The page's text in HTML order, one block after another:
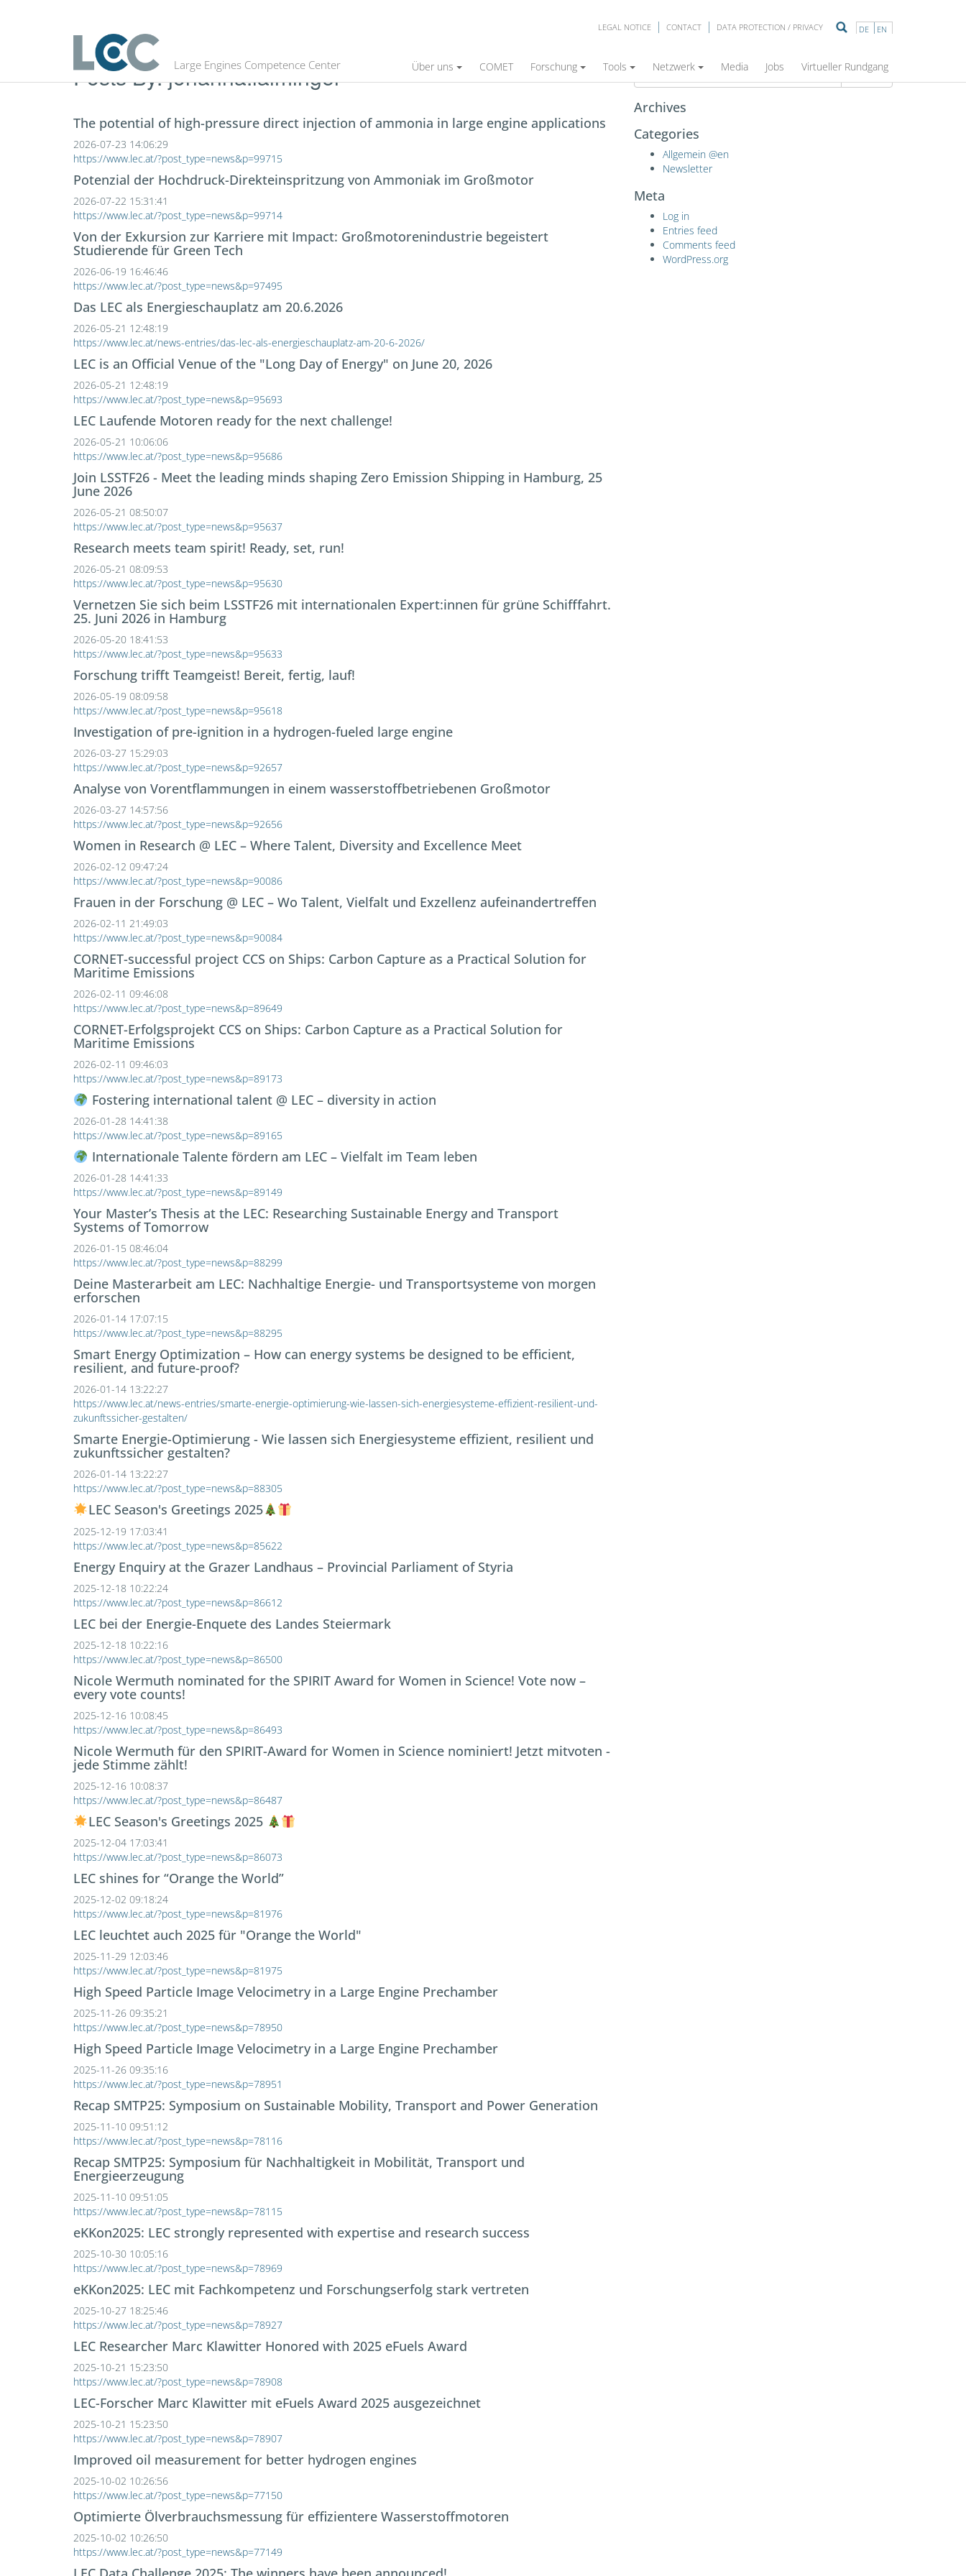
DE EN
LEGAL NOTICE CONTACT DATA PROTECTION / PRIVACY
Large Engines Competence Center Über uns COMET Forschung Tools Netzwerk Media Jobs Virtueller Rundgang
Posts By:johanna.laiminger
The potential of high-pressure direct injection of ammonia in large engine applications
2026-07-23 14:06:29
https://www.lec.at/?post_type=news&p=99715
Potenzial der Hochdruck-Direkteinspritzung von Ammoniak im Großmotor
2026-07-22 15:31:41
https://www.lec.at/?post_type=news&p=99714
Von der Exkursion zur Karriere mit Impact: Großmotorenindustrie begeistert
Studierende für Green Tech
2026-06-19 16:46:46
https://www.lec.at/?post_type=news&p=97495
Das LEC als Energieschauplatz am 20.6.2026
2026-05-21 12:48:19
https://www.lec.at/news-entries/das-lec-als-energieschauplatz-am-20-6-2026/
LEC is an Official Venue of the "Long Day of Energy" on June 20, 2026
2026-05-21 12:48:19
https://www.lec.at/?post_type=news&p=95693
LEC Laufende Motoren ready for the next challenge!
2026-05-21 10:06:06
https://www.lec.at/?post_type=news&p=95686
Join LSSTF26 - Meet the leading minds shaping Zero Emission Shipping in Hamburg, 25
June 2026
2026-05-21 08:50:07
https://www.lec.at/?post_type=news&p=95637
Research meets team spirit! Ready, set, run!
2026-05-21 08:09:53
https://www.lec.at/?post_type=news&p=95630
Vernetzen Sie sich beim LSSTF26 mit internationalen Expert:innen für grüne Schifffahrt.
25. Juni 2026 in Hamburg
2026-05-20 18:41:53
https://www.lec.at/?post_type=news&p=95633
Forschung trifft Teamgeist! Bereit, fertig, lauf!
2026-05-19 08:09:58
https://www.lec.at/?post_type=news&p=95618
Investigation of pre-ignition in a hydrogen-fueled large engine
2026-03-27 15:29:03
https://www.lec.at/?post_type=news&p=92657
Analyse von Vorentflammungen in einem wasserstoffbetriebenen Großmotor
2026-03-27 14:57:56
https://www.lec.at/?post_type=news&p=92656
Women in Research @ LEC – Where Talent, Diversity and Excellence Meet
2026-02-12 09:47:24
https://www.lec.at/?post_type=news&p=90086
Frauen in der Forschung @ LEC – Wo Talent, Vielfalt und Exzellenz aufeinandertreffen
2026-02-11 21:49:03
https://www.lec.at/?post_type=news&p=90084
CORNET-successful project CCS on Ships: Carbon Capture as a Practical Solution for
Maritime Emissions
2026-02-11 09:46:08
https://www.lec.at/?post_type=news&p=89649
CORNET-Erfolgsprojekt CCS on Ships: Carbon Capture as a Practical Solution for
Maritime Emissions
2026-02-11 09:46:03
https://www.lec.at/?post_type=news&p=89173
Fostering international talent @ LEC – diversity in action
2026-01-28 14:41:38
https://www.lec.at/?post_type=news&p=89165
Internationale Talente fördern am LEC – Vielfalt im Team leben
2026-01-28 14:41:33
https://www.lec.at/?post_type=news&p=89149
Your Master’s Thesis at the LEC: Researching Sustainable Energy and Transport
Systems of Tomorrow
2026-01-15 08:46:04
https://www.lec.at/?post_type=news&p=88299
Deine Masterarbeit am LEC: Nachhaltige Energie- und Transportsysteme von morgen
erforschen
2026-01-14 17:07:15
https://www.lec.at/?post_type=news&p=88295
Smart Energy Optimization – How can energy systems be designed to be efficient,
resilient, and future-proof?
2026-01-14 13:22:27
https://www.lec.at/news-entries/smarte-energie-optimierung-wie-lassen-sich-energiesysteme-effizient-resilient-und-
zukunftssicher-gestalten/
Smarte Energie-Optimierung - Wie lassen sich Energiesysteme effizient, resilient und
zukunftssicher gestalten?
2026-01-14 13:22:27
https://www.lec.at/?post_type=news&p=88305
LEC Season's Greetings 2025
2025-12-19 17:03:41
https://www.lec.at/?post_type=news&p=85622
Energy Enquiry at the Grazer Landhaus – Provincial Parliament of Styria
2025-12-18 10:22:24
https://www.lec.at/?post_type=news&p=86612
LEC bei der Energie-Enquete des Landes Steiermark
2025-12-18 10:22:16
https://www.lec.at/?post_type=news&p=86500
Nicole Wermuth nominated for the SPIRIT Award for Women in Science! Vote now –
every vote counts!
2025-12-16 10:08:45
https://www.lec.at/?post_type=news&p=86493
Nicole Wermuth für den SPIRIT-Award for Women in Science nominiert! Jetzt mitvoten -
jede Stimme zählt!
2025-12-16 10:08:37
https://www.lec.at/?post_type=news&p=86487
LEC Season's Greetings 2025
2025-12-04 17:03:41
https://www.lec.at/?post_type=news&p=86073
LEC shines for “Orange the World”
2025-12-02 09:18:24
https://www.lec.at/?post_type=news&p=81976
LEC leuchtet auch 2025 für "Orange the World"
2025-11-29 12:03:46
https://www.lec.at/?post_type=news&p=81975
High Speed Particle Image Velocimetry in a Large Engine Prechamber
2025-11-26 09:35:21
https://www.lec.at/?post_type=news&p=78950
High Speed Particle Image Velocimetry in a Large Engine Prechamber
2025-11-26 09:35:16
https://www.lec.at/?post_type=news&p=78951
Recap SMTP25: Symposium on Sustainable Mobility, Transport and Power Generation
2025-11-10 09:51:12
https://www.lec.at/?post_type=news&p=78116
Recap SMTP25: Symposium für Nachhaltigkeit in Mobilität, Transport und
Energieerzeugung
2025-11-10 09:51:05
https://www.lec.at/?post_type=news&p=78115
eKKon2025: LEC strongly represented with expertise and research success
2025-10-30 10:05:16
https://www.lec.at/?post_type=news&p=78969
eKKon2025: LEC mit Fachkompetenz und Forschungserfolg stark vertreten
2025-10-27 18:25:46
https://www.lec.at/?post_type=news&p=78927
LEC Researcher Marc Klawitter Honored with 2025 eFuels Award
2025-10-21 15:23:50
https://www.lec.at/?post_type=news&p=78908
LEC-Forscher Marc Klawitter mit eFuels Award 2025 ausgezeichnet
2025-10-21 15:23:50
https://www.lec.at/?post_type=news&p=78907
Improved oil measurement for better hydrogen engines
2025-10-02 10:26:56
https://www.lec.at/?post_type=news&p=77150
Optimierte Ölverbrauchsmessung für effizientere Wasserstoffmotoren
2025-10-02 10:26:50
https://www.lec.at/?post_type=news&p=77149
Search
Archives
Categories
Allgemein @en
Newsletter
Meta
Log in
Entries feed
Comments feed
WordPress.org